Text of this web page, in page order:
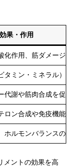
効果・作用
化作用、筋ダメージや
タミン・ミネラル）の
代謝や筋肉合成を促進
ロン合成や免疫機能の
ホルモンバランスの正
メントの効果を高